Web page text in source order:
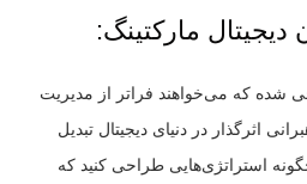
دیجیتال مارکتینگ:
شده که می‌خواهند فراتر از مدیریت
اثرگذار در دنیای دیجیتال تبدیل
استراتژی‌هایی طراحی کنید که